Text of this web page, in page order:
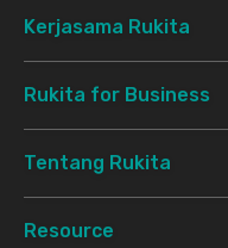
Kerjasama Rukita
Rukita for Business
Tentang Rukita
Resource